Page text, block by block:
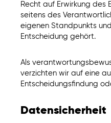
Recht auf Erwirkung des
seitens des
eigenen Standpunkts
Entscheidung gehört.
Als
verzichten wir auf eine
Entscheidungsfindung
Datensicherheit